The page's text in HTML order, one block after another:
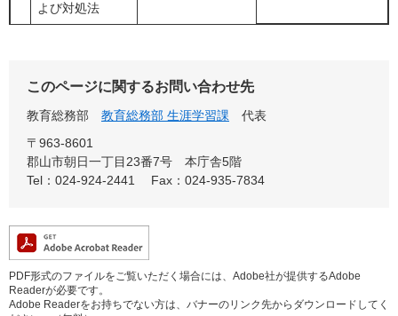
よび対処法
このページに関するお問い合わせ先
教育総務部 教育総務部 生涯学習課
代表
〒963-8601
郡山市朝日一丁目23番7号 本庁舎5階
Tel：024-924-2441
Fax：024-935-7834
PDF形式のファイルをご覧いただく場合には、Adobe社が提供するAdobe
Readerが必要です。
Adobe Readerをお持ちでない方は、バナーのリンク先からダウンロードしてく